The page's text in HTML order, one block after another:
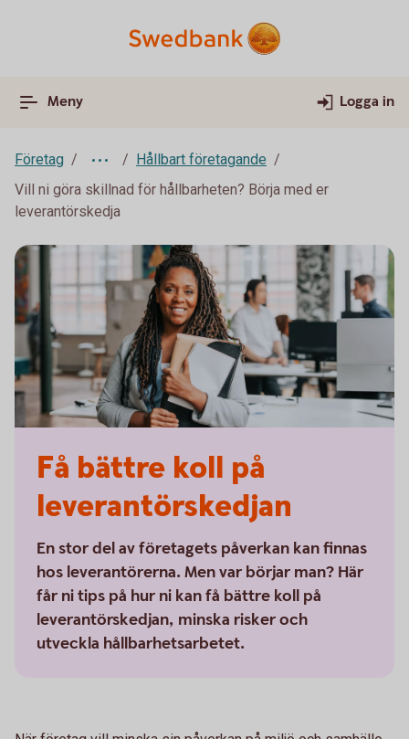
Meny Logga in
Företag
Hållbart företagande
Vill ni göra skillnad för hållbarheten? Börja med er
leverantörskedja
Få bättre koll på
leverantörskedjan
En stor del av företagets påverkan kan finnas
hos leverantörerna. Men var börjar man? Här
får ni tips på hur ni kan få bättre koll på
leverantörskedjan, minska risker och
utveckla hållbarhetsarbetet.